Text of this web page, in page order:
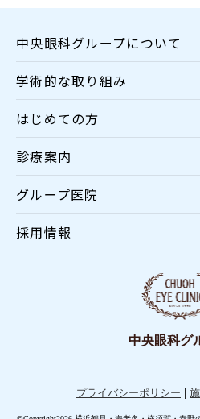
中央眼科グループについて
学術的な取り組み
はじめての方
診療案内
グループ医院
採用情報
中央眼科グ
プライバシーポリシー